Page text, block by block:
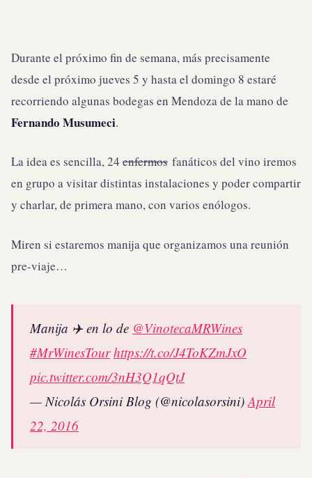
Durante el próximo fin de semana, más precisamente
desde el próximo jueves 5 y hasta el domingo 8 estaré
recorriendo algunas bodegas en Mendoza de la mano de
Fernando Musumeci.
La idea es sencilla, 24 enfermos fanáticos del vino iremos
en grupo a visitar distintas instalaciones y poder compartir
y charlar, de primera mano, con varios enólogos.
Miren si estaremos manija que organizamos una reunión
pre-viaje…
Manija ✈️ en lo de @VinotecaMRWines
#MrWinesTour https://t.co/J4ToKZmJxO
pic.twitter.com/3nH3Q1qQtJ
— Nicolás Orsini Blog (@nicolasorsini) April
22, 2016